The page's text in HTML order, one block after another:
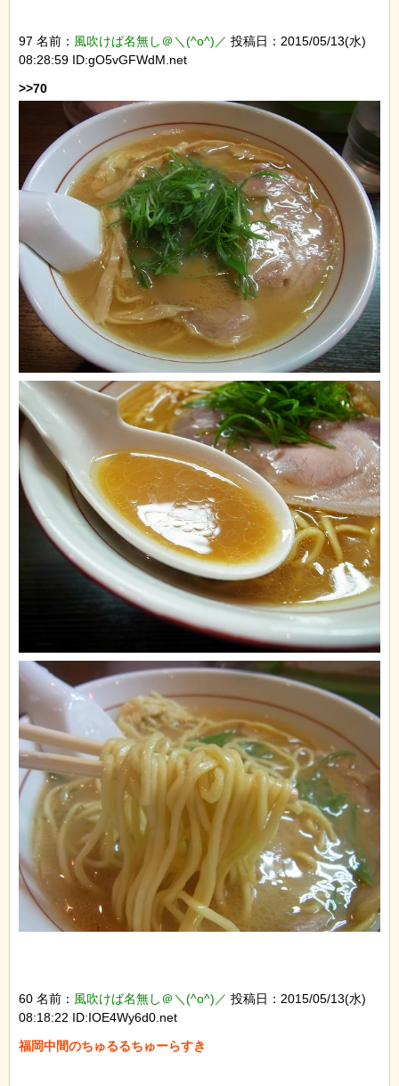
97 名前： 風吹けば名無し＠＼(^o^)／ 投稿日：2015/05/13(水)
08:28:59 ID:gO5vGFWdM.net
60 名前： 風吹けば名無し＠＼(^o^)／ 投稿日：2015/05/13(水)
08:18:22 ID:IOE4Wy6d0.net
福岡中間のちゅるるちゅーらすき